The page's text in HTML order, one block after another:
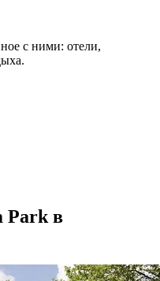
с ними: отели,
Park в